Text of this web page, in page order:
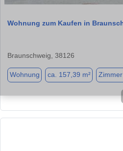
Wohnung zum Kaufen in
Braunschweig, 38126
Wohnung ca. 157,39 m²